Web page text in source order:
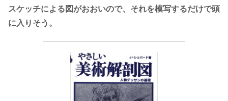
スケッチによる図がおおいので、それを模写するだけで頭
に入りそう。